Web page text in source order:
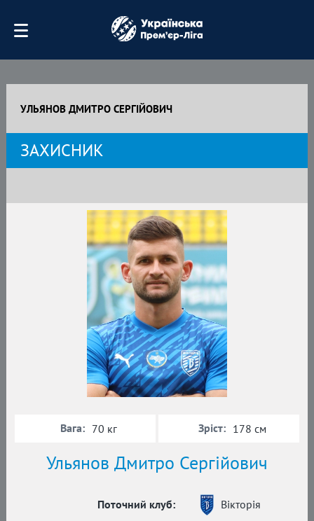
УЛЬЯНОВ ДМИТРО СЕРГІЙОВИЧ
ЗАХИСНИК
Ульянов Дмитро Сергійович
Поточний клуб:
Вікторія
Вага: 70 кг Зріст: 178 см